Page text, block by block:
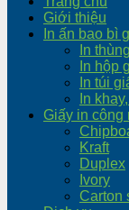
Giới thiệu
In ấn bao bì
In
In hộp
In túi
In
Giấy in công
Kraft
Duplex
Ivory
Carton